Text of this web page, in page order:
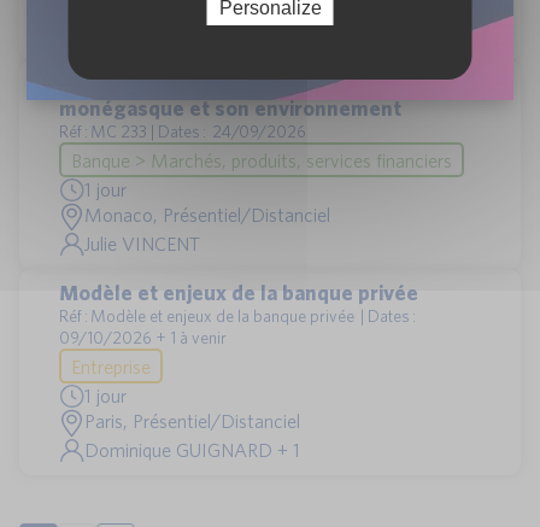
Luxembourg, Présentiel
MC - Découverte de la banque privée
monégasque et son environnement
Réf : MC 233 | Dates : 24/09/2026
Banque > Marchés, produits, services financiers
1 jour
Monaco, Présentiel/Distanciel
Julie VINCENT
Modèle et enjeux de la banque privée
Réf : Modèle et enjeux de la banque privée | Dates :
09/10/2026 + 1 à venir
Entreprise
1 jour
Paris, Présentiel/Distanciel
Dominique GUIGNARD + 1
Personalize